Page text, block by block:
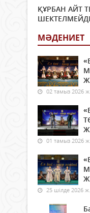
ҚҰРБАН АЙТ
ШЕКТЕЛМЕЙДІ
МӘДЕНИЕТ
02 тамыз 2026 ж.
01 тамыз 2026 ж.
25 шілде 2026 ж.